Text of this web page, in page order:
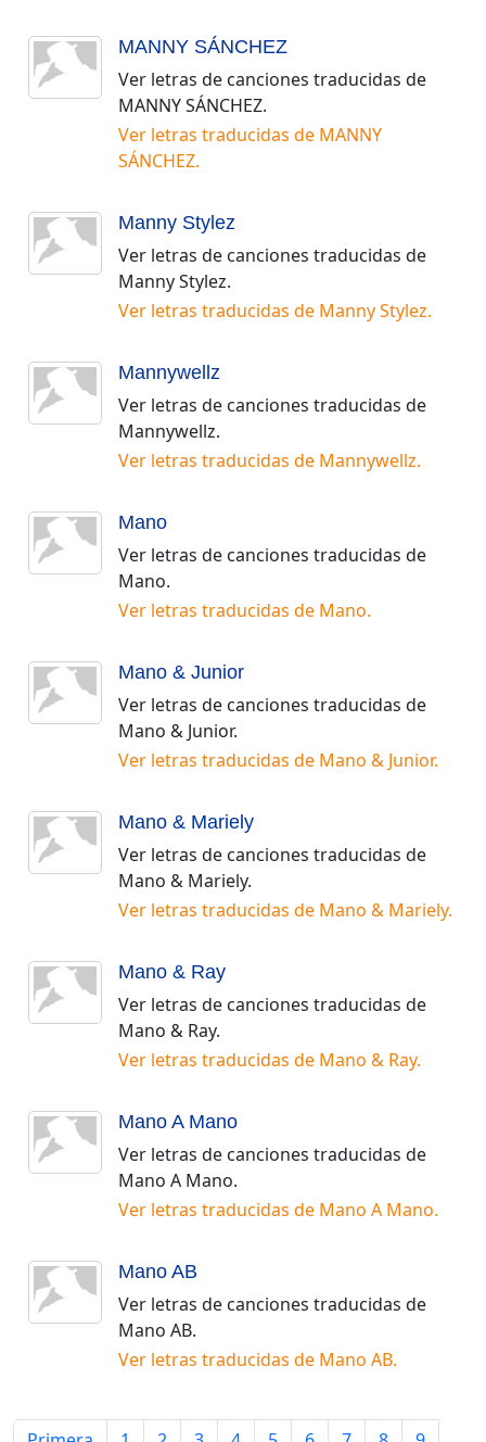
MANNY SÁNCHEZ
Ver letras de canciones traducidas de
MANNY SÁNCHEZ.
Ver letras traducidas de MANNY
SÁNCHEZ.
Manny Stylez
Ver letras de canciones traducidas de
Manny Stylez.
Ver letras traducidas de Manny Stylez.
Mannywellz
Ver letras de canciones traducidas de
Mannywellz.
Ver letras traducidas de Mannywellz.
Mano
Ver letras de canciones traducidas de
Mano.
Ver letras traducidas de Mano.
Mano & Junior
Ver letras de canciones traducidas de
Mano & Junior.
Ver letras traducidas de Mano & Junior.
Mano & Mariely
Ver letras de canciones traducidas de
Mano & Mariely.
Ver letras traducidas de Mano & Mariely.
Mano & Ray
Ver letras de canciones traducidas de
Mano & Ray.
Ver letras traducidas de Mano & Ray.
Mano A Mano
Ver letras de canciones traducidas de
Mano A Mano.
Ver letras traducidas de Mano A Mano.
Mano AB
Ver letras de canciones traducidas de
Mano AB.
Ver letras traducidas de Mano AB.